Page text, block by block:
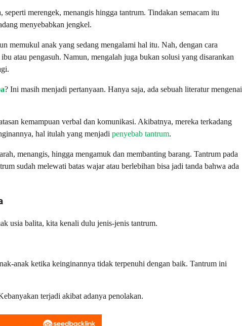
seperti merengek, menangis hingga tantrum. Tindakan semacam itu
menyebabkan jengkel.
memukul anak yang sedang mengalami hal itu. Nah, dengan cara
atau pengasuh. Namun, mengalah juga bukan solusi yang disarankan
? Ini masih menjadi pertanyaan. Hanya saja, ada sebuah literatur mengenai
kemampuan verbal dan komunikasi. Akibatnya, mereka terkadang
hal itulah yang menjadi penyebab tantrum.
menangis, hingga mengamuk dan membanting barang. Tantrum pada
sudah melewati batas wajar atau berlebihan bisa jadi tanda bahwa ada
usia balita, kita kenali dulu jenis-jenis tantrum.
anak ketika keinginannya tidak terpenuhi dengan baik. Tantrum ini
terjadi akibat adanya penolakan.